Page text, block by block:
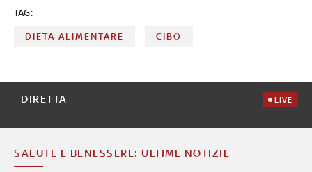
TAG:
DIETA ALIMENTARE CIBO
DIRETTA LIVE
SALUTE E BENESSERE: ULTIME NOTIZIE